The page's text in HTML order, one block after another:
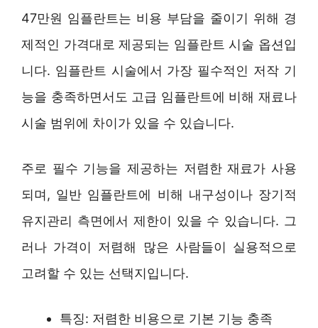
47만원 임플란트는 비용 부담을 줄이기 위해 경
제적인 가격대로 제공되는 임플란트 시술 옵션입
니다. 임플란트 시술에서 가장 필수적인 저작 기
능을 충족하면서도 고급 임플란트에 비해 재료나
시술 범위에 차이가 있을 수 있습니다.
주로 필수 기능을 제공하는 저렴한 재료가 사용
되며, 일반 임플란트에 비해 내구성이나 장기적
유지관리 측면에서 제한이 있을 수 있습니다. 그
러나 가격이 저렴해 많은 사람들이 실용적으로
고려할 수 있는 선택지입니다.
특징: 저렴한 비용으로 기본 기능 충족